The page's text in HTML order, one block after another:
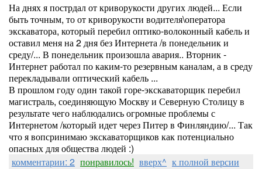
На днях я пострдал от криворукости других людей... Если
быть точным, то от криворукости водителя\оператора
экскаватора, который перебил оптико-волоконный кабель и
оставил меня на 2 дня без Интернета /в понедельник и
среду/... В понедельник произошла авария.. Вторник -
Интернет работал по каким-то резервным каналам, а в среду
перекладывали оптический кабель ...
В прошлом году один такой горе-экскаваторщик перебил
магистраль, соединяющую Москву и Северную Столицу в
результате чего наблюдались огромные проблемы с
Интернетом /который идет через Питер в Финляндию/... Так
что я вопсринимаю экскаваторщиков как потенциально
опасных для общества людей :)
комментарии: 2 понравилось! вверх^ к полной версии